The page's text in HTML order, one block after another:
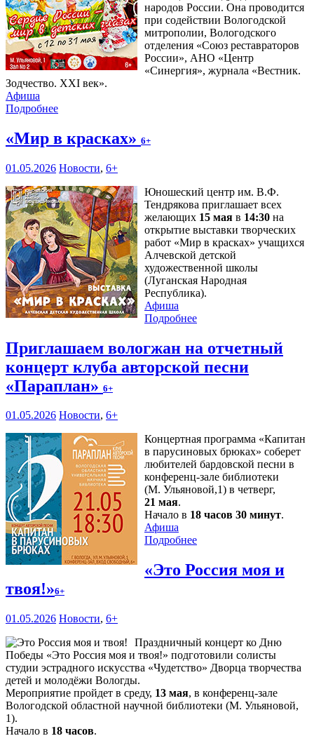
народов России. Она проводится
при содействии Вологодской
митрополии, Вологодского
отделения «Союз реставраторов
России», АНО «Центр
«Синергия», журнала «Вестник.
Зодчество. XXI век».
Афиша
Подробнее
«Мир в красках» 6+
01.05.2026 Новости, 6+
Юношеский центр им. В.Ф.
Тендрякова приглашает всех
желающих 15 мая в 14:30 на
открытие выставки творческих
работ «Мир в красках» учащихся
Алчевской детской
художественной школы
(Луганская Народная
Республика).
Афиша
Подробнее
Приглашаем вологжан на отчетный
концерт клуба авторской песни
«Параплан» 6+
01.05.2026 Новости, 6+
Концертная программа «Капитан
в парусиновых брюках» соберет
любителей бардовской песни в
конференц-зале библиотеки
(М. Ульяновой,1) в четверг,
21 мая.
Начало в 18 часов 30 минут.
Афиша
Подробнее
«Это Россия моя и
твоя!»6+
01.05.2026 Новости, 6+
Праздничный концерт ко Дню
Победы «Это Россия моя и твоя!» подготовили солисты
студии эстрадного искусства «Чудетство» Дворца творчества
детей и молодёжи Вологды.
Мероприятие пройдет в среду, 13 мая, в конференц-зале
Вологодской областной научной библиотеки (М. Ульяновой,
1).
Начало в 18 часов.